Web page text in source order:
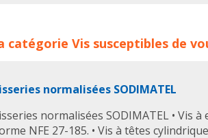
inox A2, inox A4,
écrous inox,
goujons d’ancrage
pas seulement...
boulon inox boulons inox bene
catégorie Vis susceptibles de
normalisées SODIMATEL
normalisées SODIMATEL • Vis
NFE 27-185. • Vis à têtes